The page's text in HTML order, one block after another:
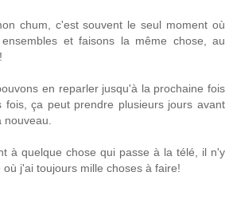
chum, c'est souvent le seul moment où
et faisons la même chose, au
en reparler jusqu'à la prochaine fois
fois, ça peut prendre plusieurs jours avant
à quelque chose qui passe à la télé, il n'y
j'ai toujours mille choses à faire!